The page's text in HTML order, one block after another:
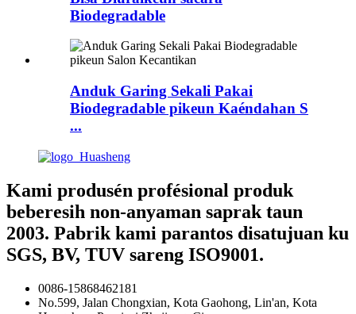
Biodegradable
Anduk Garing Sekali Pakai
Biodegradable pikeun Kaéndahan S
...
Kami produsén profésional produk
beberesih non-anyaman saprak taun
2003. Pabrik kami parantos disatujuan ku
SGS, BV, TUV sareng ISO9001.
0086-15868462181
No.599, Jalan Chongxian, Kota Gaohong, Lin'an, Kota